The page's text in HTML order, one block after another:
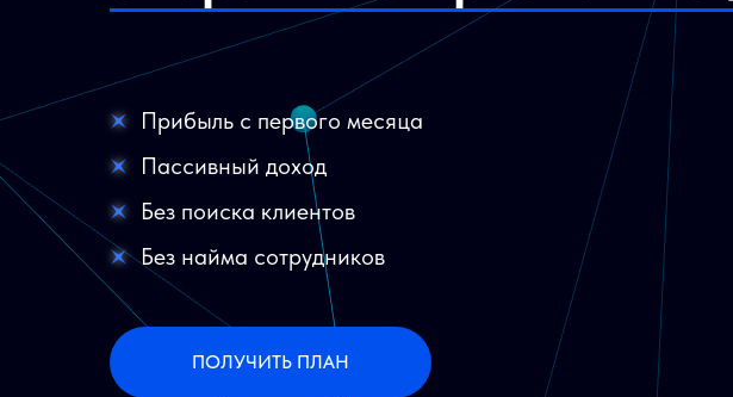
Пассивный доход
Без поиска клиентов
Без найма сотрудников
Прибыль с первого месяца
ПОЛУЧИТЬ ПЛАН